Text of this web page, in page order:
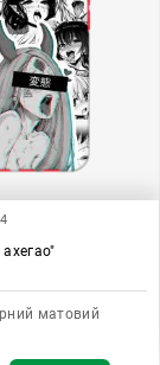
матовий